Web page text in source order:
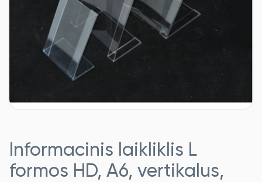
Informacinis laikliklis L
formos HD, A6, vertikalus,